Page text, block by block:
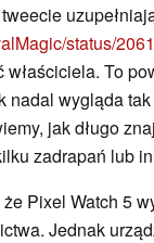
status/
właściciela. To
nadal wygląda
jak długo
zadrapań lub
Pixel Watch 5
Jednak